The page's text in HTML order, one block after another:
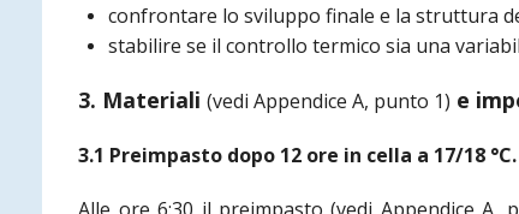
confrontare lo sviluppo finale e la struttura
stabilire se il controllo termico sia una
3. Materiali(vedi Appendice A, punto 1) e
3.1 Preimpasto dopo 12 ore in cella a 17/18 °C.